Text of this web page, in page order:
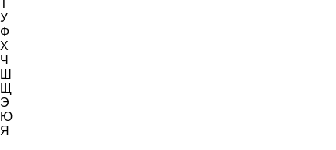
Т
У
Ф
Х
Ч
Ш
Щ
Э
Ю
Я